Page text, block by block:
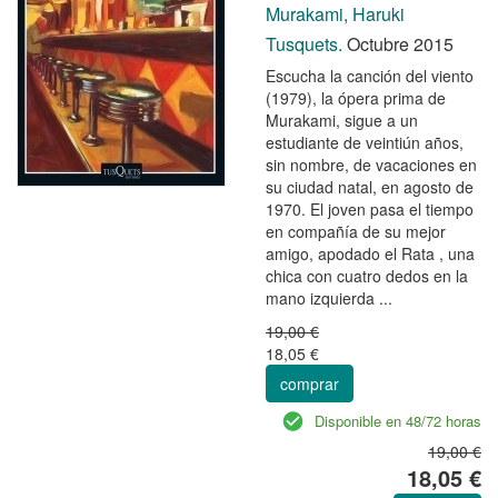
Murakami, Haruki
Tusquets. Octubre 2015
Escucha la canción del viento
(1979), la ópera prima de
Murakami, sigue a un
estudiante de veintiún años,
sin nombre, de vacaciones en
su ciudad natal, en agosto de
1970. El joven pasa el tiempo
en compañía de su mejor
amigo, apodado el Rata , una
chica con cuatro dedos en la
mano izquierda ...
19,00 €
18,05 €
comprar
Disponible en 48/72 horas
19,00 €
18,05 €